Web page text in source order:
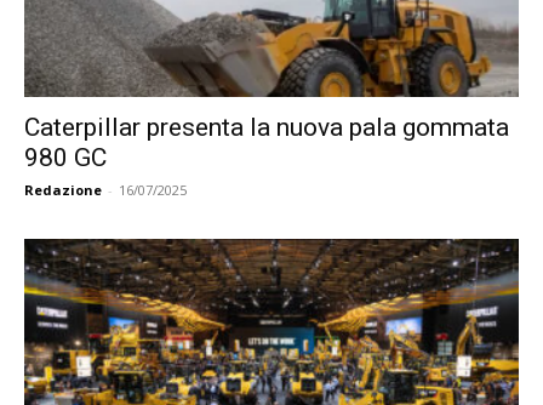
Caterpillar presenta la nuova pala gommata
980 GC
Redazione - 16/07/2025